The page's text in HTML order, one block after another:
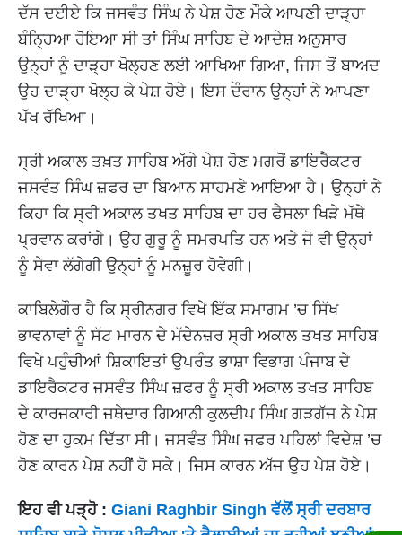
ਦੱਸ ਦਈਏ ਕਿ ਜਸਵੰਤ ਸਿੰਘ ਨੇ ਪੇਸ਼ ਹੋਣ ਮੌਕੇ ਆਪਣੀ ਦਾੜ੍ਹਾ
ਬੰਨ੍ਹਿਆ ਹੋਇਆ ਸੀ ਤਾਂ ਸਿੰਘ ਸਾਹਿਬ ਦੇ ਆਦੇਸ਼ ਅਨੁਸਾਰ
ਉਨ੍ਹਾਂ ਨੂੰ ਦਾੜ੍ਹਾ ਖੋਲ੍ਹਣ ਲਈ ਆਖਿਆ ਗਿਆ, ਜਿਸ ਤੋਂ ਬਾਅਦ
ਉਹ ਦਾੜ੍ਹਾ ਖੋਲ੍ਹ ਕੇ ਪੇਸ਼ ਹੋਏ। ਇਸ ਦੌਰਾਨ ਉਨ੍ਹਾਂ ਨੇ ਆਪਣਾ
ਪੱਖ ਰੱਖਿਆ।
ਸ੍ਰੀ ਅਕਾਲ ਤਖ਼ਤ ਸਾਹਿਬ ਅੱਗੇ ਪੇਸ਼ ਹੋਣ ਮਗਰੋਂ ਡਾਇਰੈਕਟਰ
ਜਸਵੰਤ ਸਿੰਘ ਜ਼ਫਰ ਦਾ ਬਿਆਨ ਸਾਹਮਣੇ ਆਇਆ ਹੈ। ਉਨ੍ਹਾਂ ਨੇ
ਕਿਹਾ ਕਿ ਸ੍ਰੀ ਅਕਾਲ ਤਖਤ ਸਾਹਿਬ ਦਾ ਹਰ ਫੈਸਲਾ ਖਿੜੇ ਮੱਥੇ
ਪ੍ਰਵਾਨ ਕਰਾਂਗੇ। ਉਹ ਗੁਰੂ ਨੂੰ ਸਮਰਪਤਿ ਹਨ ਅਤੇ ਜੋ ਵੀ ਉਨ੍ਹਾਂ
ਨੂੰ ਸੇਵਾ ਲੱਗੇਗੀ ਉਨ੍ਹਾਂ ਨੂੰ ਮਨਜ਼ੂਰ ਹੋਵੇਗੀ।
ਕਾਬਿਲੇਗੌਰ ਹੈ ਕਿ ਸ੍ਰੀਨਗਰ ਵਿਖੇ ਇੱਕ ਸਮਾਗਮ ’ਚ ਸਿੱਖ
ਭਾਵਨਾਵਾਂ ਨੂੰ ਸੱਟ ਮਾਰਨ ਦੇ ਮੱਦੇਨਜ਼ਰ ਸ੍ਰੀ ਅਕਾਲ ਤਖਤ ਸਾਹਿਬ
ਵਿਖੇ ਪਹੁੰਚੀਆਂ ਸ਼ਿਕਾਇਤਾਂ ਉਪਰੰਤ ਭਾਸ਼ਾ ਵਿਭਾਗ ਪੰਜਾਬ ਦੇ
ਡਾਇਰੈਕਟਰ ਜਸਵੰਤ ਸਿੰਘ ਜ਼ਫਰ ਨੂੰ ਸ੍ਰੀ ਅਕਾਲ ਤਖਤ ਸਾਹਿਬ
ਦੇ ਕਾਰਜਕਾਰੀ ਜਥੇਦਾਰ ਗਿਆਨੀ ਕੁਲਦੀਪ ਸਿੰਘ ਗੜਗੱਜ ਨੇ ਪੇਸ਼
ਹੋਣ ਦਾ ਹੁਕਮ ਦਿੱਤਾ ਸੀ। ਜਸਵੰਤ ਸਿੰਘ ਜਫਰ ਪਹਿਲਾਂ ਵਿਦੇਸ਼ ’ਚ
ਹੋਣ ਕਾਰਨ ਪੇਸ਼ ਨਹੀਂ ਹੋ ਸਕੇ। ਜਿਸ ਕਾਰਨ ਅੱਜ ਉਹ ਪੇਸ਼ ਹੋਏ।
ਇਹ ਵੀ ਪੜ੍ਹੋ : Giani Raghbir Singh ਵੱਲੋਂ ਸ੍ਰੀ ਦਰਬਾਰ